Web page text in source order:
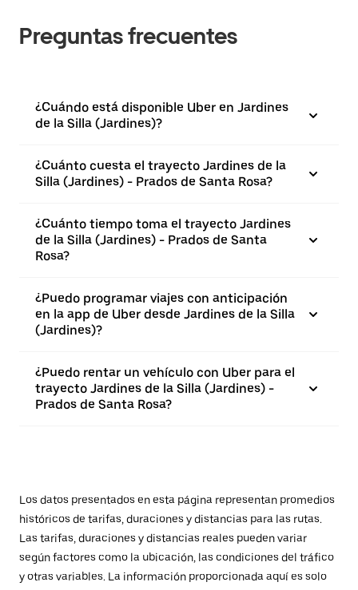
Preguntas frecuentes
¿Cuándo está disponible Uber en Jardines
de la Silla (Jardines)?
¿Cuánto cuesta el trayecto Jardines de la
Silla (Jardines) - Prados de Santa Rosa?
¿Cuánto tiempo toma el trayecto Jardines
de la Silla (Jardines) - Prados de Santa
Rosa?
¿Puedo programar viajes con anticipación
en la app de Uber desde Jardines de la Silla
(Jardines)?
¿Puedo rentar un vehículo con Uber para el
trayecto Jardines de la Silla (Jardines) -
Prados de Santa Rosa?
Los datos presentados en esta página representan promedios
históricos de tarifas, duraciones y distancias para las rutas.
Las tarifas, duraciones y distancias reales pueden variar
según factores como la ubicación, las condiciones del tráfico
y otras variables. La información proporcionada aquí es solo